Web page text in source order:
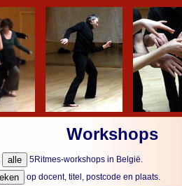
Workshops
5Ritmes-workshops in België.
op docent, titel, postcode en plaats.